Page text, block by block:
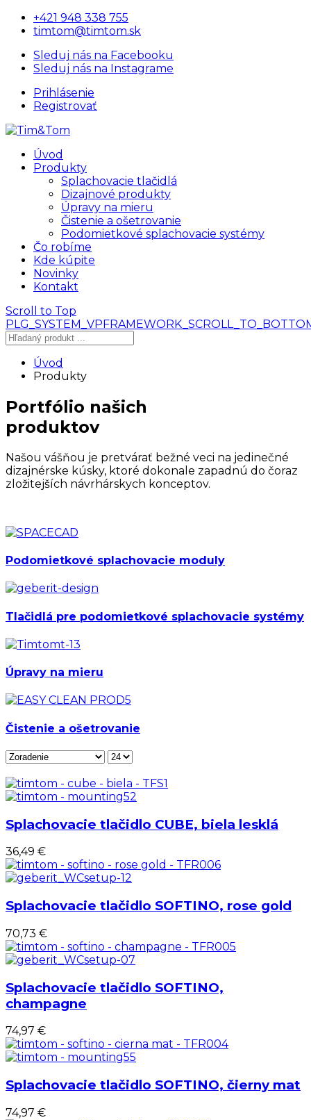
+421 948 338 755
timtom@timtom.sk
Sleduj nás na Facebooku
Sleduj nás na Instagrame
Prihlásenie
Registrovať
Úvod
Produkty
Splachovacie tlačidlá
Dizajnové produkty
Úpravy na mieru
Čistenie a ošetrovanie
Podomietkové splachovacie systémy
Čo robíme
Kde kúpite
Novinky
Kontakt
Scroll to Top
Úvod
Produkty
Portfólio našich
produktov
Našou vášňou je pretvárať bežné veci na jedinečné
dizajnérske kúsky, ktoré dokonale zapadnú do čoraz
zložitejších návrhárskych konceptov.
Podomietkové splachovacie moduly
Tlačidlá pre podomietkové splachovacie systémy
Úpravy na mieru
Čistenie a ošetrovanie
Splachovacie tlačidlo CUBE, biela lesklá
36,49 €
Splachovacie tlačidlo SOFTINO, rose gold
70,73 €
Splachovacie tlačidlo SOFTINO,
champagne
74,97 €
Splachovacie tlačidlo SOFTINO, čierny mat
74,97 €